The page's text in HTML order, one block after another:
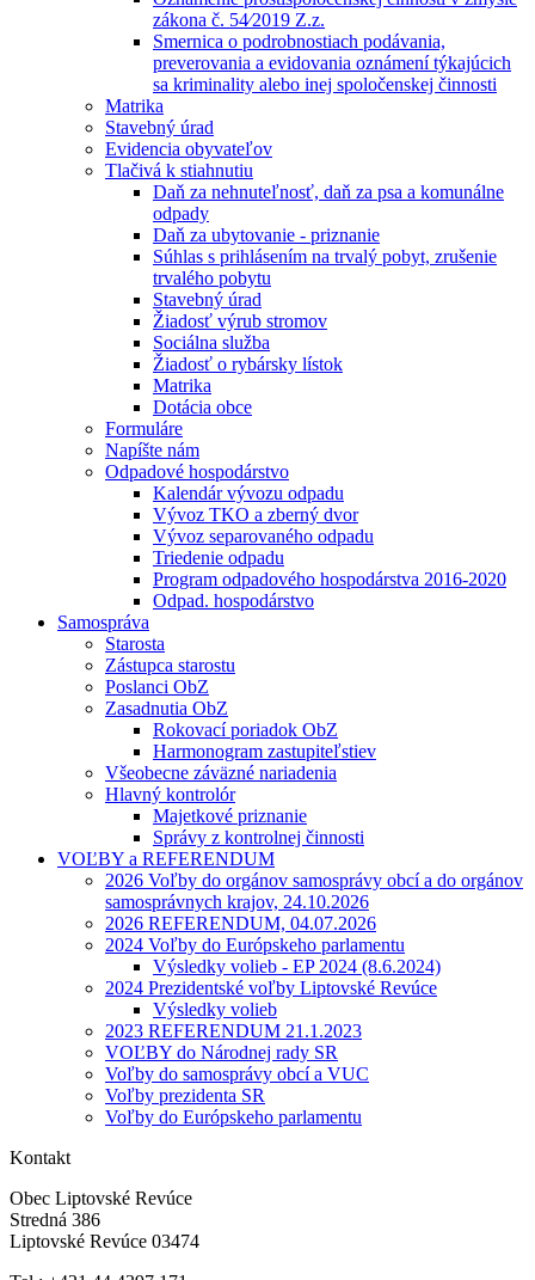
zákona č. 54⁄2019 Z.z.
Smernica o podrobnostiach podávania,
preverovania a evidovania oznámení týkajúcich
sa kriminality alebo inej spoločenskej činnosti
Matrika
Stavebný úrad
Evidencia obyvateľov
Tlačivá k stiahnutiu
Daň za nehnuteľnosť, daň za psa a komunálne
odpady
Daň za ubytovanie - priznanie
Súhlas s prihlásením na trvalý pobyt, zrušenie
trvalého pobytu
Stavebný úrad
Žiadosť výrub stromov
Sociálna služba
Žiadosť o rybársky lístok
Matrika
Dotácia obce
Formuláre
Napíšte nám
Odpadové hospodárstvo
Kalendár vývozu odpadu
Vývoz TKO a zberný dvor
Vývoz separovaného odpadu
Triedenie odpadu
Program odpadového hospodárstva 2016-2020
Odpad. hospodárstvo
Samospráva
Starosta
Zástupca starostu
Poslanci ObZ
Zasadnutia ObZ
Rokovací poriadok ObZ
Harmonogram zastupiteľstiev
Všeobecne záväzné nariadenia
Hlavný kontrolór
Majetkové priznanie
Správy z kontrolnej činnosti
VOĽBY a REFERENDUM
2026 Voľby do orgánov samosprávy obcí a do orgánov
samosprávnych krajov, 24.10.2026
2026 REFERENDUM, 04.07.2026
2024 Voľby do Európskeho parlamentu
Výsledky volieb - EP 2024 (8.6.2024)
2024 Prezidentské voľby Liptovské Revúce
Výsledky volieb
2023 REFERENDUM 21.1.2023
VOĽBY do Národnej rady SR
Voľby do samosprávy obcí a VUC
Voľby prezidenta SR
Voľby do Európskeho parlamentu
Kontakt
Obec Liptovské Revúce
Stredná 386
Liptovské Revúce 03474